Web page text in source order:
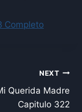
Completo
NEXT
Querida Madre
Capitulo 322